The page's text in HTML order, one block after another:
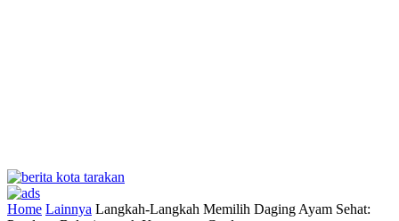
Home Lainnya Langkah-Langkah Memilih Daging Ayam Sehat: